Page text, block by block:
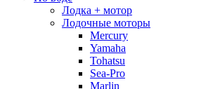
Лодка + мотор
Лодочные моторы
Mercury
Yamaha
Tohatsu
Sea-Pro
Marlin